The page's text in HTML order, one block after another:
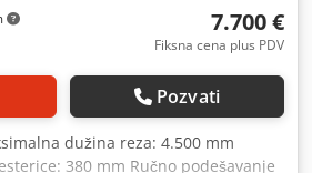
7.700 €
Fiksna cena plus PDV
Pozvati
dužina reza: 4.500 mm
380 mm Ručno podešavanje